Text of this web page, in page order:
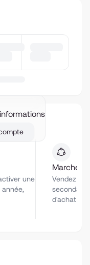
une
Marché
Vendez
d'achat